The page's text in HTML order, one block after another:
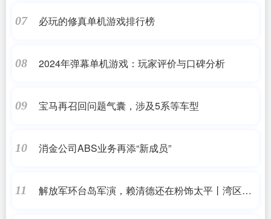
07 必玩的修真单机游戏排行榜
08 2024年弹幕单机游戏：玩家评价与口碑分析
09 宝马再召回问题气囊，涉及5系等车型
10 消金公司ABS业务再添“新成员”
11
解放军环台岛军演，赖清德还在粉饰太平丨湾区望